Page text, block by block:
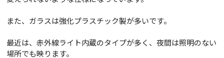
また、ガラスは強化プラスチック製が多いです。
最近は、赤外線ライト内蔵のタイプが多く、夜間は照明のない
場所でも映ります。